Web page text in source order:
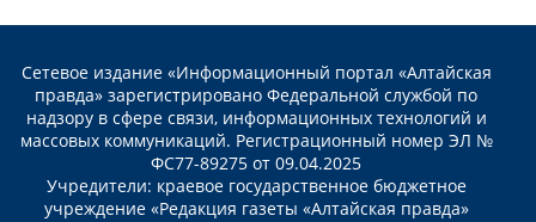
Сетевое издание «Информационный портал «Алтайская
правда» зарегистрировано Федеральной службой по
надзору в сфере связи, информационных технологий и
массовых коммуникаций. Регистрационный номер ЭЛ №
ФС77-89275 от 09.04.2025
Учредители: краевое государственное бюджетное
учреждение «Редакция газеты «Алтайская правда»